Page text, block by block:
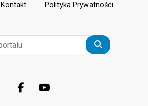
Kontakt Polityka Prywatności
Szukaj
Facebook.com
Youtube.com